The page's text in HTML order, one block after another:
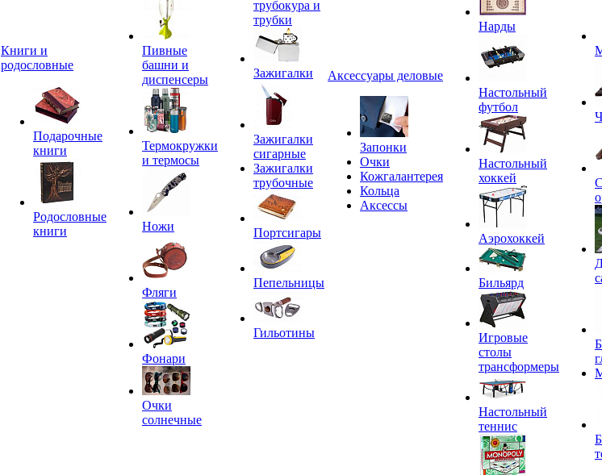
Книги и
родословные
Подарочные
книги
Родословные
книги
Пивные
башни и
диспенсеры
Термокружки
и термосы
Ножи
Фляги
Фонари
Очки
солнечные
трубокура и
трубки
Зажигалки
Зажигалки
сигарные
Зажигалки
трубочные
Портсигары
Пепельницы
Гильотины
Аксессуары деловые
Запонки
Очки
Кожгалантерея
Кольца
Аксессы
Нарды
Настольный
футбол
Настольный
хоккей
Аэрохоккей
Бильярд
Игровые
столы
трансформеры
Настольный
теннис